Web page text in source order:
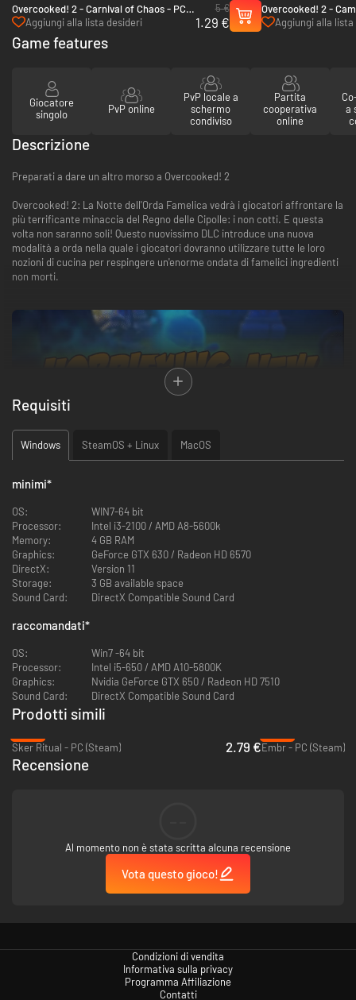
Overcooked! 2 - Carnival of Chaos - PC
& Mac (Steam)
Aggiungi alla lista desideri
5 €
1.29 €
Overcooked! 2 -
& Mac (Steam)
Aggiungi alla lista
Game features
Giocatore
singolo
PvP online
PvP locale a
schermo
condiviso
Partita
cooperativa
online
a
Descrizione
Preparati a dare un altro morso a Overcooked! 2
Overcooked! 2: La Notte dell'Orda Famelica vedrà i giocatori affrontare la
più terrificante minaccia del Regno delle Cipolle: i non cotti. E questa
volta non saranno soli! Questo nuovissimo DLC introduce una nuova
modalità a orda nella quale i giocatori dovranno utilizzare tutte le loro
nozioni di cucina per respingere un'enorme ondata di famelici ingredienti
non morti.
Nuova modalità! Gli otto livelli della modalità a orda vedranno i giocatori
affrontare ondate di nemici non morti, inclusi i non cotti, le gigantesche
mele zombi e i veloci peperoncini zombie.
E anche 12 nuovi livelli! Nove nuove cucine e tre livelli nascosti di Kevin.
Nuove meccaniche! La ghigliottina rappresenterà un nuovo ed efficiente
modo di tagliare gli ingredienti, e il forno dovrà essere alimentato con il
carbone per poter arrostire al meglio le tue cene
Requisiti
Windows SteamOS + Linux MacOS
minimi*
OS:
WIN7-64 bit
Processor:
Intel i3-2100 / AMD A8-5600k
Memory:
4 GB RAM
Graphics:
GeForce GTX 630 / Radeon HD 6570
DirectX:
Version 11
Storage:
3 GB available space
Sound Card:
DirectX Compatible Sound Card
raccomandati*
OS:
Win7 -64 bit
Processor:
Intel i5-650 / AMD A10-5800K
Graphics:
Nvidia GeForce GTX 650 / Radeon HD 7510
Sound Card:
DirectX Compatible Sound Card
Prodotti simili
Sker Ritual - PC (Steam)
2.79 €Embr - PC (Steam)
Recensione
Al momento non è stata scritta alcuna recensione
Vota questo gioco!
Condizioni di vendita
Informativa sulla privacy
Programma Affiliazione
Contatti